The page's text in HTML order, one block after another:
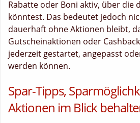
Rabatte oder Boni aktiv, über die
könntest. Das bedeutet jedoch
dauerhaft ohne Aktionen bleibt,
Gutscheinaktionen oder
jederzeit gestartet, angepasst
werden können.
Spar-Tipps,
Aktionen im Blick